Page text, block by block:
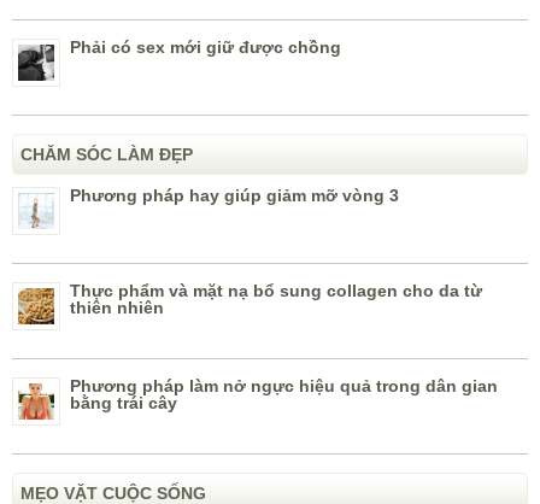
Phải có sex mới giữ được chồng
CHĂM SÓC LÀM ĐẸP
Phương pháp hay giúp giảm mỡ vòng 3
Thực phẩm và mặt nạ bổ sung collagen cho da từ
thiên nhiên
Phương pháp làm nở ngực hiệu quả trong dân gian
bằng trái cây
MẸO VẶT CUỘC SỐNG